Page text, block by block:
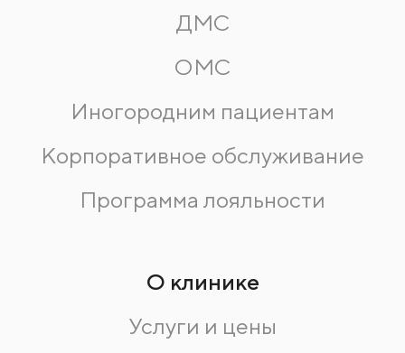
ДМС
ОМС
Иногородним пациентам
Корпоративное обслуживание
Программа лояльности
О клинике
Услуги и цены